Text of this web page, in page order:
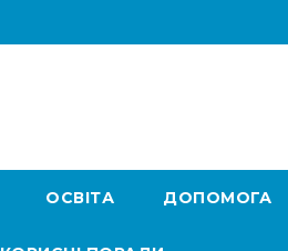
ОСВІТА ДОПОМОГА